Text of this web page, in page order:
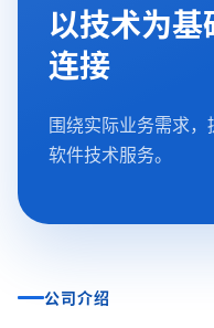
以技术为
连接
围绕实际业务需求
软件技术服务。
公司介绍